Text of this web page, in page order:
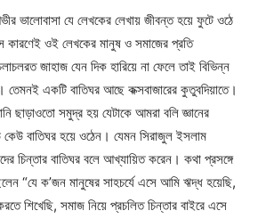
ভালোবাসা যে লেখকের লেখায় জীবন্ত হয়ে ফুটে ওঠে
ওই লেখকের মানুষ ও সমাজের প্রতি
জাহাজ যেন দিক হারিয়ে না ফেলে তাই বিভিন্ন
তেমনই একটি বাতিঘর আছে কক্সবাজারের কুতুবদিয়াতে।
ছাড়াওতো সমুদ্র হয় যেটাকে আমরা বলি জ্ঞানের
বাতিঘর হয়ে ওঠেন। যেমন সিরাজুল ইসলাম
চিন্তার বাতিঘর বলে আখ্যায়িত করেন। কথা প্রসঙ্গে
“যে ক’জন মানুষের সাহচর্যে এসে আমি ঋদ্ধ হয়েছি,
শিখেছি, সমাজ নিয়ে প্রচলিত চিন্তার বাইরে এসে